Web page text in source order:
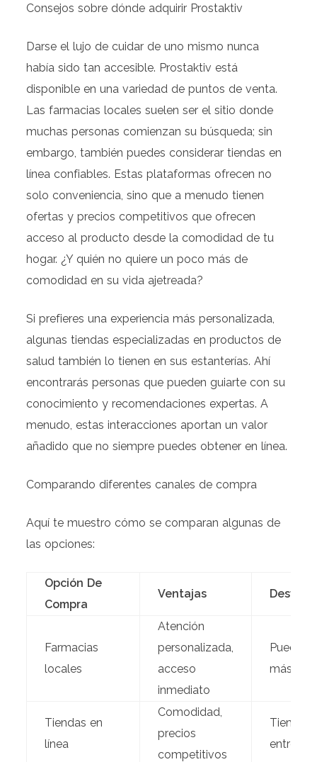
Consejos sobre dónde adquirir Prostaktiv
Darse el lujo de cuidar de uno mismo nunca
había sido tan accesible. Prostaktiv está
disponible en una variedad de puntos de venta.
Las farmacias locales suelen ser el sitio donde
muchas personas comienzan su búsqueda; sin
embargo, también puedes considerar tiendas en
línea confiables. Estas plataformas ofrecen no
solo conveniencia, sino que a menudo tienen
ofertas y precios competitivos que ofrecen
acceso al producto desde la comodidad de tu
hogar. ¿Y quién no quiere un poco más de
comodidad en su vida ajetreada?
Si prefieres una experiencia más personalizada,
algunas tiendas especializadas en productos de
salud también lo tienen en sus estanterías. Ahí
encontrarás personas que pueden guiarte con su
conocimiento y recomendaciones expertas. A
menudo, estas interacciones aportan un valor
añadido que no siempre puedes obtener en línea.
Comparando diferentes canales de compra
Aquí te muestro cómo se comparan algunas de
las opciones:
Opción De
Compra
Ventajas
Farmacias
locales
Atención
personalizada,
acceso
inmediato
Puede
más
Tiendas en
línea
Comodidad,
precios
competitivos
Tiempo
entrega